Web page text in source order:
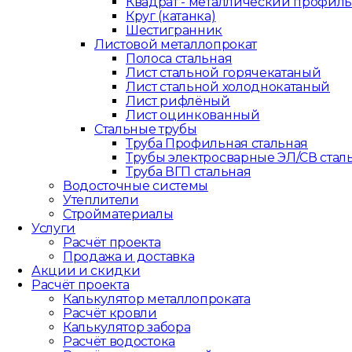
Круг (катанка)
Шестигранник
Листовой металлопрокат
Полоса стальная
Лист стальной горячекатаный
Лист стальной холоднокатаный
Лист рифлёный
Лист оцинкованный
Стальные трубы
Труба Профильная стальная
Трубы электросварные ЭЛ/СВ
Труба ВГП стальная
Водосточные системы
Утеплители
Стройматериалы
Услуги
Расчёт проекта
Продажа и доставка
Акции и скидки
Расчёт проекта
Калькулятор металлопроката
Расчёт кровли
Калькулятор забора
Расчёт водостока